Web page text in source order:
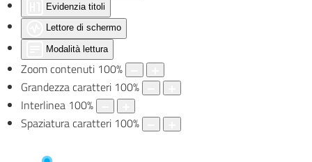
Evidenzia titoli
Lettore di schermo
Modalità lettura
Zoom contenuti 100%
Grandezza caratteri 100%
Interlinea 100%
Spaziatura caratteri 100%